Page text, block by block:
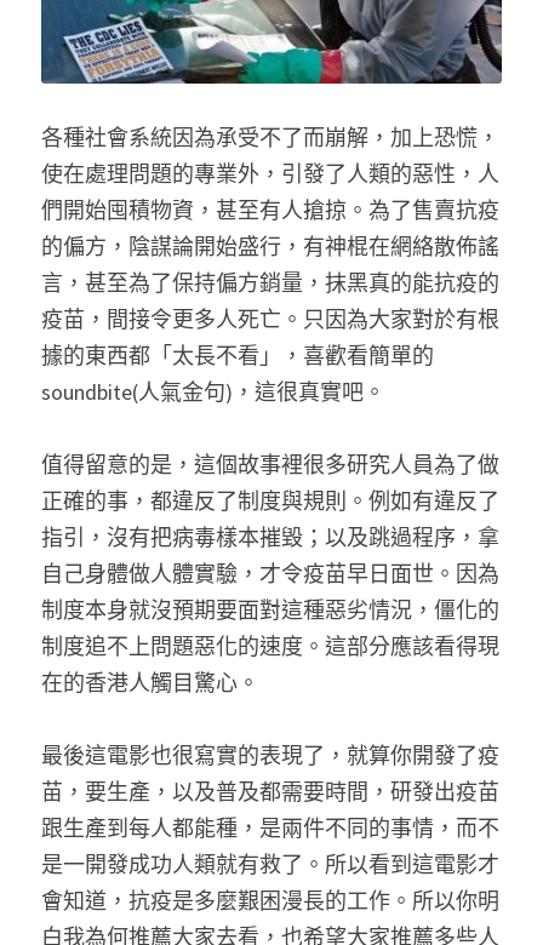
各種社會系統因為承受不了而崩解，加上恐慌，
使在處理問題的專業外，引發了人類的惡性，人
們開始囤積物資，甚至有人搶掠。為了售賣抗疫
的偏方，陰謀論開始盛行，有神棍在網絡散佈謠
言，甚至為了保持偏方銷量，抹黑真的能抗疫的
疫苗，間接令更多人死亡。只因為大家對於有根
據的東西都「太長不看」，喜歡看簡單的
soundbite(人氣金句)，這很真實吧。
值得留意的是，這個故事裡很多研究人員為了做
正確的事，都違反了制度與規則。例如有違反了
指引，沒有把病毒樣本摧毀；以及跳過程序，拿
自己身體做人體實驗，才令疫苗早日面世。因為
制度本身就沒預期要面對這種惡劣情況，僵化的
制度追不上問題惡化的速度。這部分應該看得現
在的香港人觸目驚心。
最後這電影也很寫實的表現了，就算你開發了疫
苗，要生產，以及普及都需要時間，研發出疫苗
跟生產到每人都能種，是兩件不同的事情，而不
是一開發成功人類就有救了。所以看到這電影才
會知道，抗疫是多麼艱困漫長的工作。所以你明
白我為何推薦大家去看，也希望大家推薦多些人